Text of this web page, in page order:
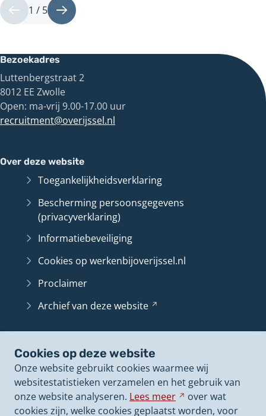
Cookies op deze website
Onze website gebruikt cookies waarmee wij
websitestatistieken verzamelen en het gebruik van
onze website analyseren. Lees meer
Verwijst
naar
over wat
cookies zijn, welke cookies geplaatst worden, voor
Vorige
1 / 5
Volgende
Bezoekadres
Luttenbergstraat 2
8012 EE Zwolle
Open: ma-vrij 9.00-17.00 uur
recruitment@overijssel.nl
Over deze website
Toegankelijkheidsverklaring
Bescherming persoonsgegevens
(privacyverklaring)
Informatiebeveiliging
Cookies op werkenbijoverijssel.nl
Proclaimer
Archief van dezewebsite
een
Contact
Vacatureoverzicht
Arbeidsvoorwaarden